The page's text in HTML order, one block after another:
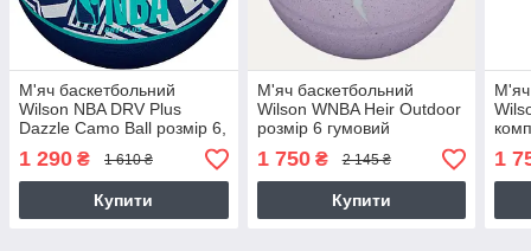
М'яч баскетбольний
Wilson NBA DRV Plus
Dazzle Camo Ball розмір 6,
вулиці (WZ3016102XB7))
1 290 ₴ 1 610 ₴
Купити
М'яч баскетбольний
Wilson WNBA Heir Outdoor
розмір 6 гумовий
1 750₴ 2 145 ₴
Купити
М'яч
1